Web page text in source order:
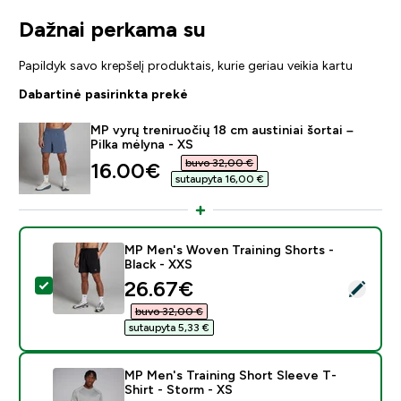
Dažnai perkama su
Papildyk savo krepšelį produktais, kurie geriau veikia kartu
Dabartinė pasirinkta prekė
MP vyrų treniruočių 18 cm austiniai šortai –
Pilka mėlyna - XS
discounted price
16.00€‎
buvo 32,00 €‎
sutaupyta 16,00 €‎
Pasirinkti šį produktą - MP Men's Woven Training
MP Men's Woven Training Shorts -
Black - XXS
discounted price
26.67€‎
buvo 32,00 €‎
sutaupyta 5,33 €‎
MP Men's Training Short Sleeve T-
Shirt - Storm - XS